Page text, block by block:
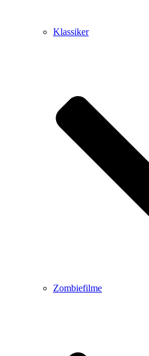
Klassiker
Zombiefilme